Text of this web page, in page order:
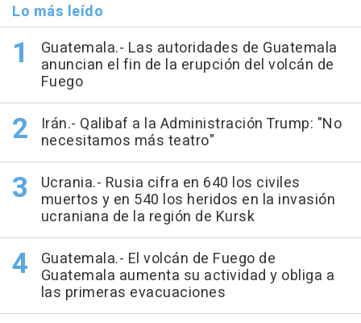
Lo más leído
Guatemala.- Las autoridades de Guatemala
anuncian el fin de la erupción del volcán de
Fuego
Irán.- Qalibaf a la Administración Trump: "No
necesitamos más teatro"
Ucrania.- Rusia cifra en 640 los civiles
muertos y en 540 los heridos en la invasión
ucraniana de la región de Kursk
Guatemala.- El volcán de Fuego de
Guatemala aumenta su actividad y obliga a
las primeras evacuaciones